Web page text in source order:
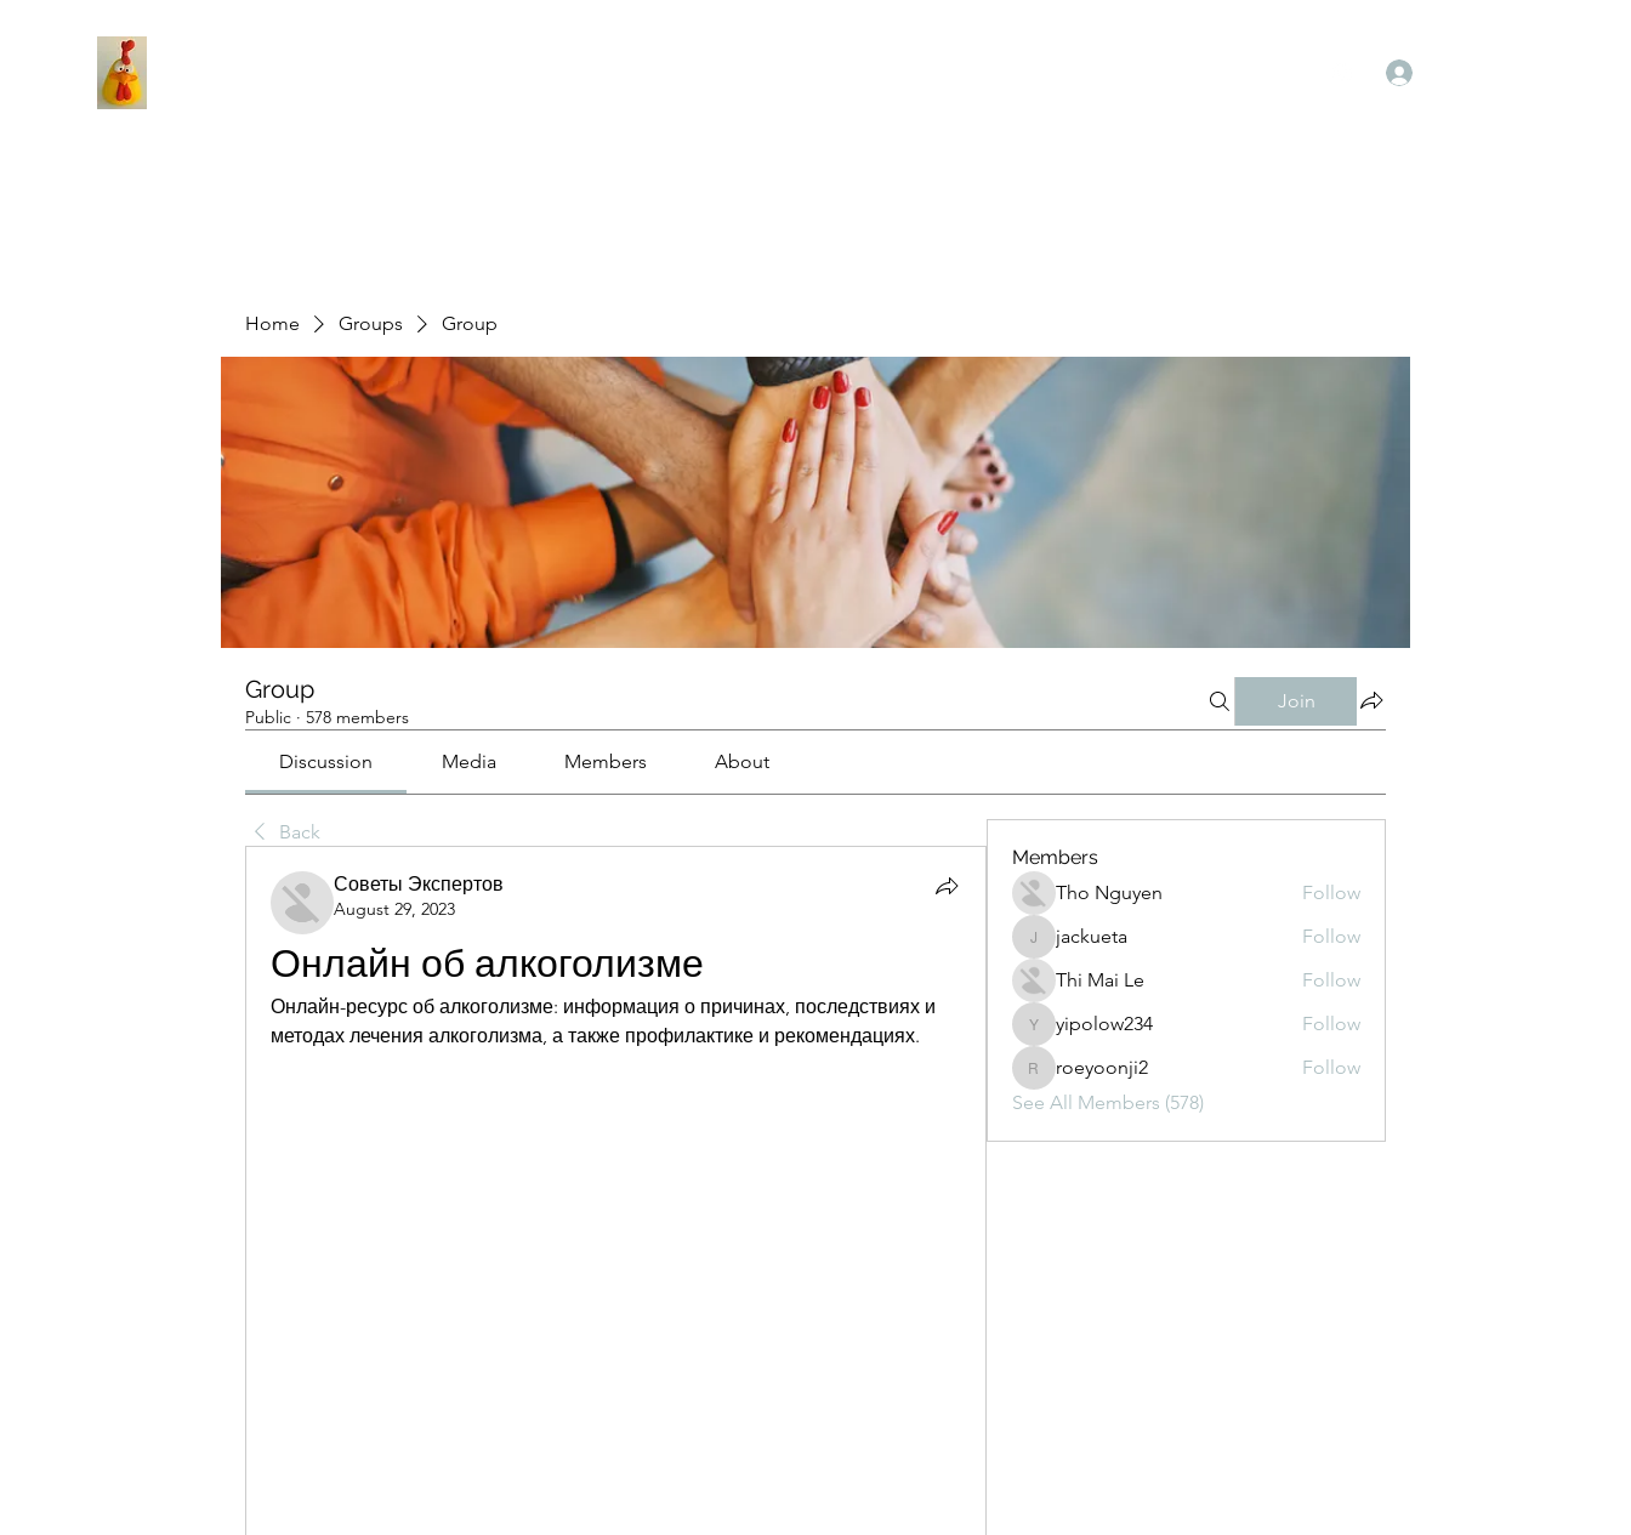
Home Groups Group
Group
Public · 578 members
Join
Discussion Media Members About
Back
Советы Экспертов
August 29, 2023
Онлайн об алкоголизме
Онлайн-ресурс об алкоголизме: информация о причинах, последствиях и
методах лечения алкоголизма, а также профилактике и рекомендациях.
Members
Tho Nguyen
Follow
jackueta
jackueta
Follow
Thi Mai Le
Follow
yipolow234
yipolow234 Follow
roeyoonji2
roeyoonji2
Follow
See All Members (578)